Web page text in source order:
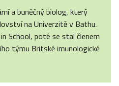
a buněčný biolog, který
na Univerzitě v Bathu.
School, poté se stal členem
týmu Britské imunologické